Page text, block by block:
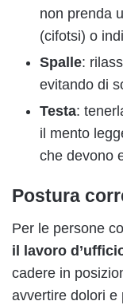
non prenda
(cifotsi) o
Spalle:
evitando di
Testa:
il mento
che devono
Postura
Per le persone
il lavoro
cadere in
avvertire dolori e